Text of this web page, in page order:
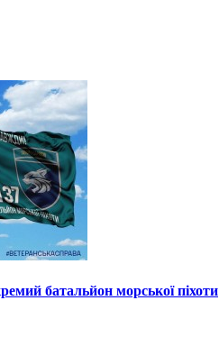
батальйон морської піхоти